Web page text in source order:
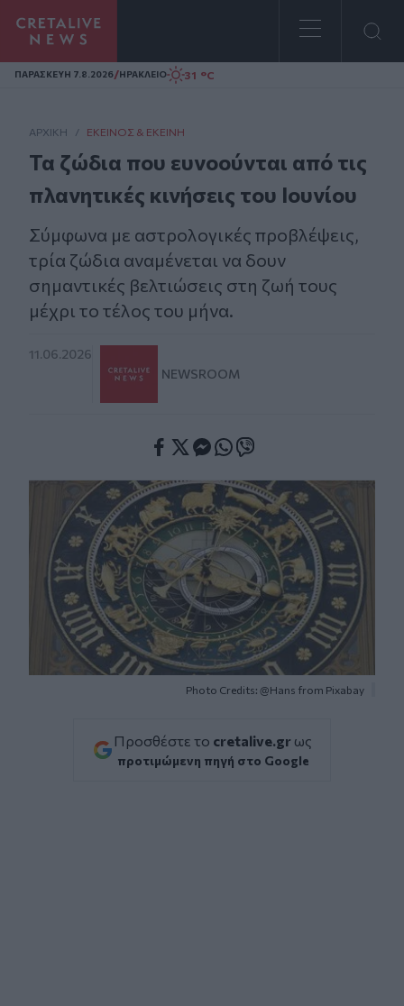
Homepage
ΠΑΡΑΣΚΕΥΗ 7.8.2026/ΗΡΑΚΛΕΙΟ 31 °C
ΑΡΧΙΚΗ / ΕΚΕΊΝΟΣ & ΕΚΕΊΝΗ
Τα ζώδια που ευνοούνται από τις
πλανητικές κινήσεις του Ιουνίου
Σύμφωνα με αστρολογικές προβλέψεις,
τρία ζώδια αναμένεται να δουν
σημαντικές βελτιώσεις στη ζωή τους
μέχρι το τέλος του μήνα.
11.06.2026
NEWSROOM
Photo Credits: @Hans from Pixabay
Προσθέστε το cretalive.gr ως
προτιμώμενη πηγή στο Google